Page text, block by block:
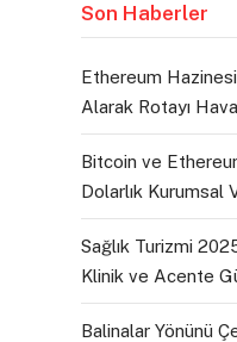
Son Haberler
Ethereum
Alarak Rotayı
Bitcoin ve
Dolarlık Kurumsal
Sağlık Turizmi
Klinik ve Acente
Balinalar Yönünü